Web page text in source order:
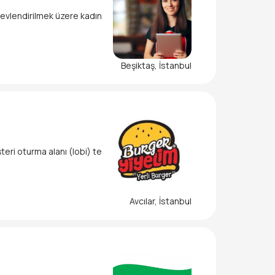
Beşiktaş, İstanbul
üzere kadın
Avcılar, İstanbul
oturma alanı (lobi) te